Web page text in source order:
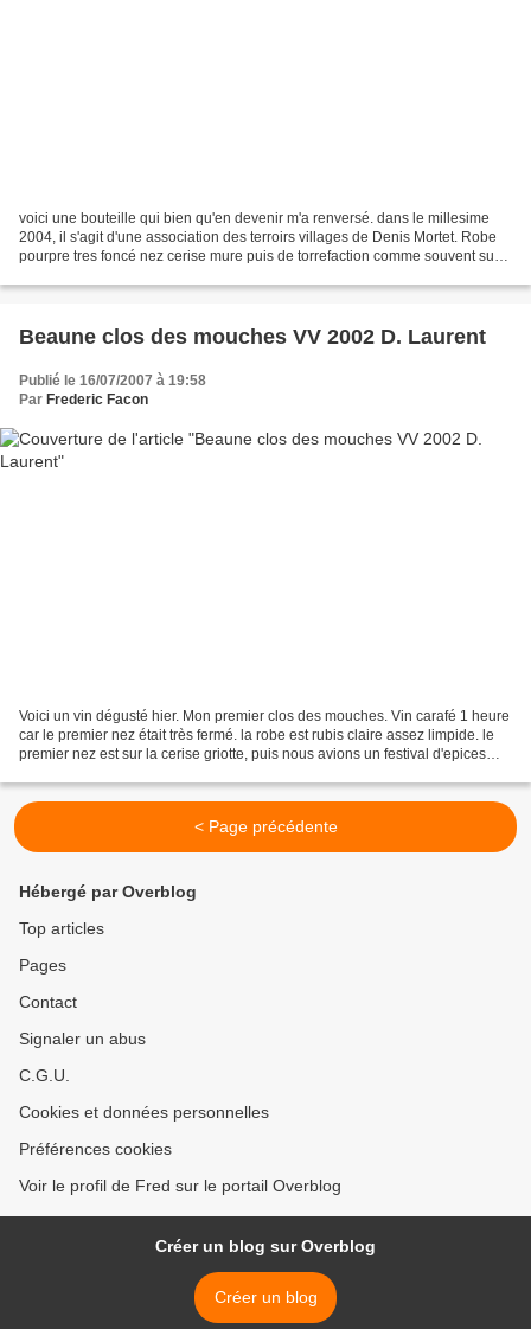
voici une bouteille qui bien qu'en devenir m'a renversé. dans le millesime
2004, il s'agit d'une association des terroirs villages de Denis Mortet. Robe
pourpre tres foncé nez cerise mure puis de torrefaction comme souvent sur
Beaune clos des mouches VV 2002 D. Laurent
Publié le 16/07/2007 à 19:58
Par Frederic Facon
Voici un vin dégusté hier. Mon premier clos des mouches. Vin carafé 1 heure
car le premier nez était très fermé. la robe est rubis claire assez limpide. le
premier nez est sur la cerise griotte, puis nous avions un festival d'epices
< Page précédente
Hébergé par Overblog
Top articles
Pages
Contact
Signaler un abus
C.G.U.
Cookies et données personnelles
Préférences cookies
Voir le profil de Fred sur le portail Overblog
Créer un blog sur Overblog
Créer un blog